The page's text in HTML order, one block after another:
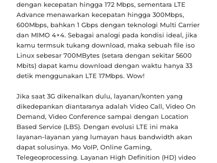
dengan kecepatan hingga 172 Mbps, sementara LTE
Advance menawarkan kecepatan hingga 300Mbps,
600Mbps, bahkan 1 Gbps dengan teknologi Multi Carrier
dan MIMO 4×4. Sebagai analogi pada kondisi ideal, jika
kamu termsuk tukang download, maka sebuah file iso
Linux sebesar 700MBytes (setara dengan sekitar 5600
Mbits) dapat kamu download dengan waktu hanya 33
detik menggunakan LTE 17Mbps. Wow!
Jika saat 3G dikenalkan dulu, layanan/konten yang
dikedepankan diantaranya adalah Video Call, Video On
Demand, Video Conference sampai dengan Location
Based Service (LBS). Dengan evolusi LTE ini maka
layanan-layanan yang lumayan haus bandwidth akan
dapat solusinya. Mo VoIP, Online Gaming,
Telegeoprocessing. Layanan High Definition (HD) video